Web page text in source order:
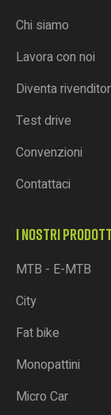
Chi siamo
Lavora con noi
Diventa
Test drive
Convenzioni
Contattaci
I NOSTRI
MTB - E-MTB
City
Fat bike
Monopattini
Micro Car